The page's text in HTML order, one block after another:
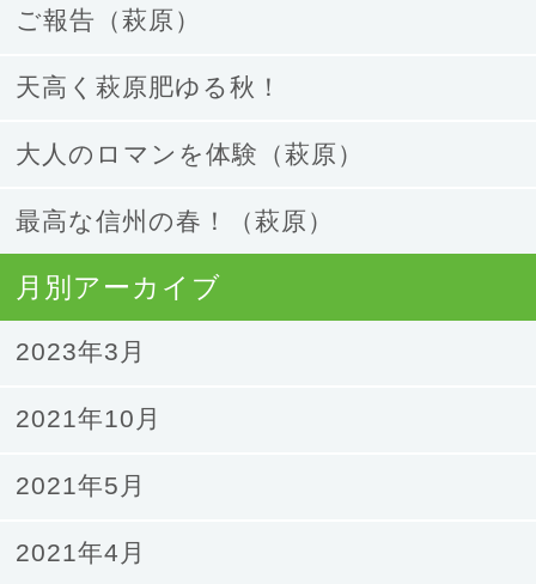
ご報告（萩原）
天高く萩原肥ゆる秋！
大人のロマンを体験（萩原）
最高な信州の春！（萩原）
月別アーカイブ
2023年3月
2021年10月
2021年5月
2021年4月